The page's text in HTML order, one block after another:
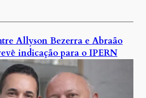
Allyson Bezerra e Abraão
indicação para o IPERN